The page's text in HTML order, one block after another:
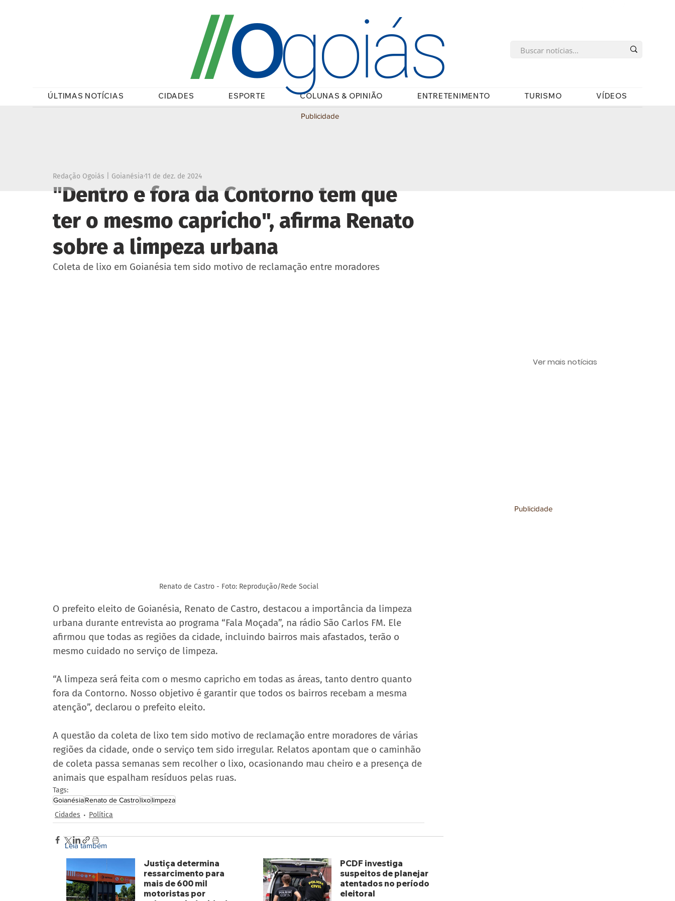
ÚLTIMAS NOTÍCIAS CIDADES ESPORTE COLUNAS & OPINIÃO ENTRETENIMENTO TURISMO VÍDEOS
//Ogoiás
"Dentro e fora da Contorno tem que
ter o mesmo capricho", afirma Renato
sobre a limpeza urbana
Redação Ogoiás | Goianésia11 de dez. de 2024
Coleta de lixo em Goianésia tem sido motivo de reclamação entre moradores
Renato de Castro - Foto: Reprodução/Rede Social
O prefeito eleito de Goianésia, Renato de Castro, destacou a importância da limpeza
urbana durante entrevista ao programa “Fala Moçada”, na rádio São Carlos FM. Ele
afirmou que todas as regiões da cidade, incluindo bairros mais afastados, terão o
mesmo cuidado no serviço de limpeza.
“A limpeza será feita com o mesmo capricho em todas as áreas, tanto dentro quanto
fora da Contorno. Nosso objetivo é garantir que todos os bairros recebam a mesma
atenção”, declarou o prefeito eleito.
A questão da coleta de lixo tem sido motivo de reclamação entre moradores de várias
regiões da cidade, onde o serviço tem sido irregular. Relatos apontam que o caminhão
de coleta passa semanas sem recolher o lixo, ocasionando mau cheiro e a presença de
animais que espalham resíduos pelas ruas.
Tags:
GoianésiaRenato de Castrolixolimpeza
Cidades Política
Publicidade
Publicidade
Ver mais notícias
Leia também
Justiça determina
ressarcimento para
mais de 600 mil
motoristas por
PCDF investiga
suspeitos de planejar
atentados no período
eleitoral